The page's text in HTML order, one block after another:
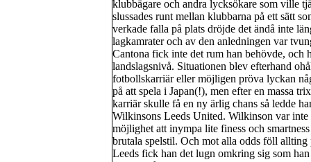
klubbägare och andra lycksökare som ville
slussades runt mellan klubbarna på ett sätt
verkade falla på plats dröjde det ändå inte
lagkamrater och av den anledningen var
Cantona fick inte det rum han behövde, och
landslagsnivå. Situationen blev efterhand
fotbollskarriär eller möjligen pröva lyckan
på att spela i Japan(!), men efter en massa
karriär skulle få en ny ärlig chans så ledde
Wilkinsons Leeds United. Wilkinson var inte
möjlighet att inympa lite finess och
brutala spelstil. Och mot alla odds föll
Leeds fick han det lugn omkring sig som